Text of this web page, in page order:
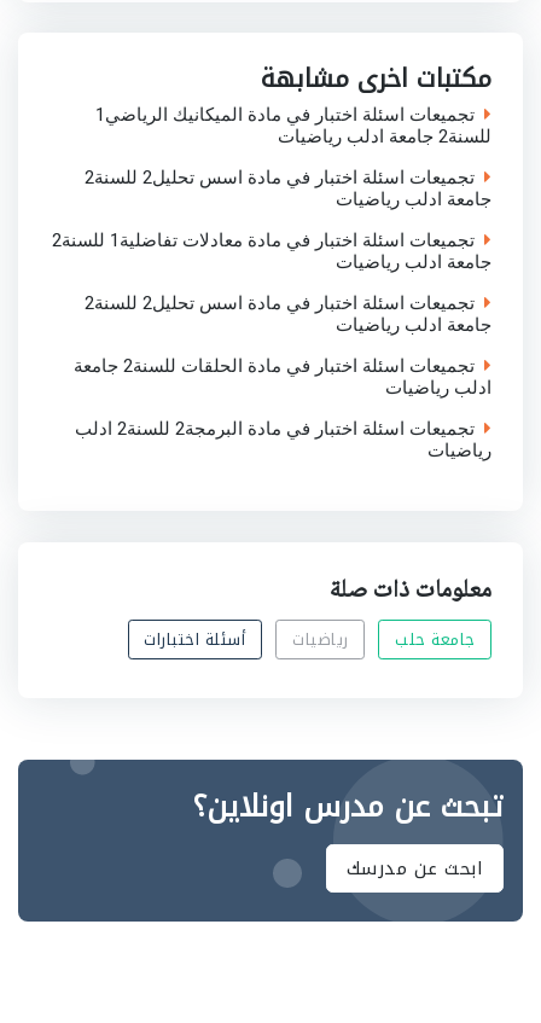
p
p n
مكتبات اخرى مشابهة
تجميعات اسئلة اختبار في مادة الميكانيك الرياضي1
للسنة2 جامعة ادلب رياضيات
تجميعات اسئلة اختبار في مادة اسس تحليل2 للسنة2
جامعة ادلب رياضيات
تجميعات اسئلة اختبار في مادة معادلات تفاضلية1 للسنة2
جامعة ادلب رياضيات
تجميعات اسئلة اختبار في مادة اسس تحليل2 للسنة2
جامعة ادلب رياضيات
تجميعات اسئلة اختبار في مادة الحلقات للسنة2 جامعة
ادلب رياضيات
تجميعات اسئلة اختبار في مادة البرمجة2 للسنة2 ادلب
رياضيات
معلومات ذات صلة
جامعة حلب رياضيات أسئلة اختبارات
تبحث عن مدرس اونلاين؟
ابحث عن مدرسك